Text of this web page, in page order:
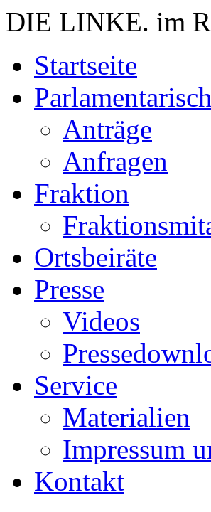
DIE LINKE. im
Inhalt
springenStartseite
Anträge
Anfragen
Fraktion
Ortsbeiräte
Presse
Videos
Service
Materialien
Impressum
Kontakt